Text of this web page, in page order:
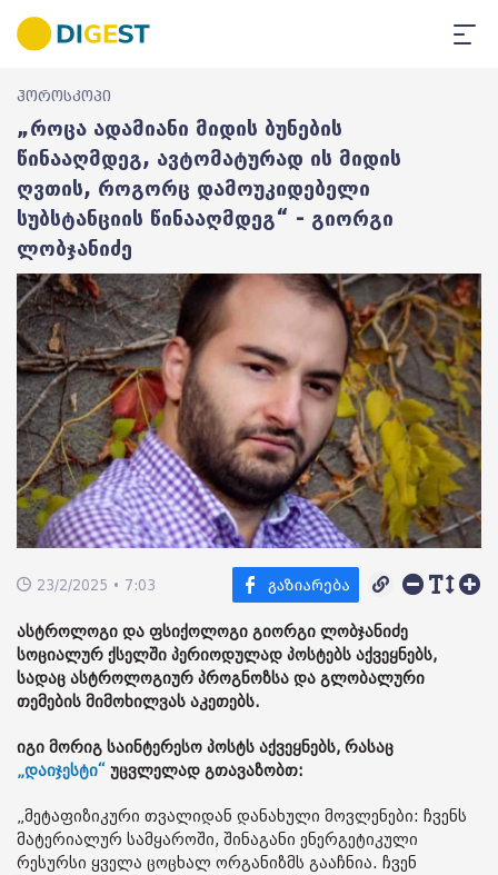
ჰოროსკოპი
„როცა ადამიანი მიდის ბუნების
წინააღმდეგ, ავტომატურად ის მიდის
ღვთის, როგორც დამოუკიდებელი
სუბსტანციის წინააღმდეგ“ - გიორგი
ლობჯანიძე
23/2/2025 • 7:03
ასტროლოგი და ფსიქოლოგი გიორგი ლობჯანიძე
სოციალურ ქსელში პერიოდულად პოსტებს აქვეყნებს,
სადაც ასტროლოგიურ პროგნოზსა და გლობალური
თემების მიმოხილვას აკეთებს.
იგი მორიგ საინტერესო პოსტს აქვეყნებს, რასაც
„დაიჯესტი“ უცვლელად გთავაზობთ:
„მეტაფიზიკური თვალიდან დანახული მოვლენები: ჩვენს
მატერიალურ სამყაროში, შინაგანი ენერგეტიკული
რესურსი ყველა ცოცხალ ორგანიზმს გააჩნია. ჩვენ